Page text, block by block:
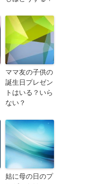
ママ友の子供の
誕生日プレゼン
トはいる？いら
ない？
姑に母の日のプ